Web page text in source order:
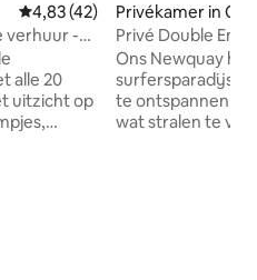
Gemiddelde beoordeling van
4,83 (42)
verhuur -
alle 20
uitzicht op
Privékamer in
Privé Double
Ons Newquay
surfersparadijs -
te ontspannen
wat stralen te